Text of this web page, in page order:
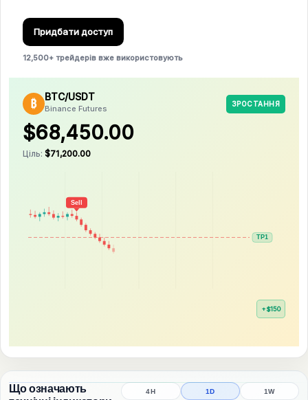
Придбати доступ
12,500+ трейдерів вже використовують
₿ BTC/USDT
Binance Futures
ЗРОСТАННЯ
$68,450.00
Ціль: $71,200.00
+$500
Що означають
4H 1D 1W